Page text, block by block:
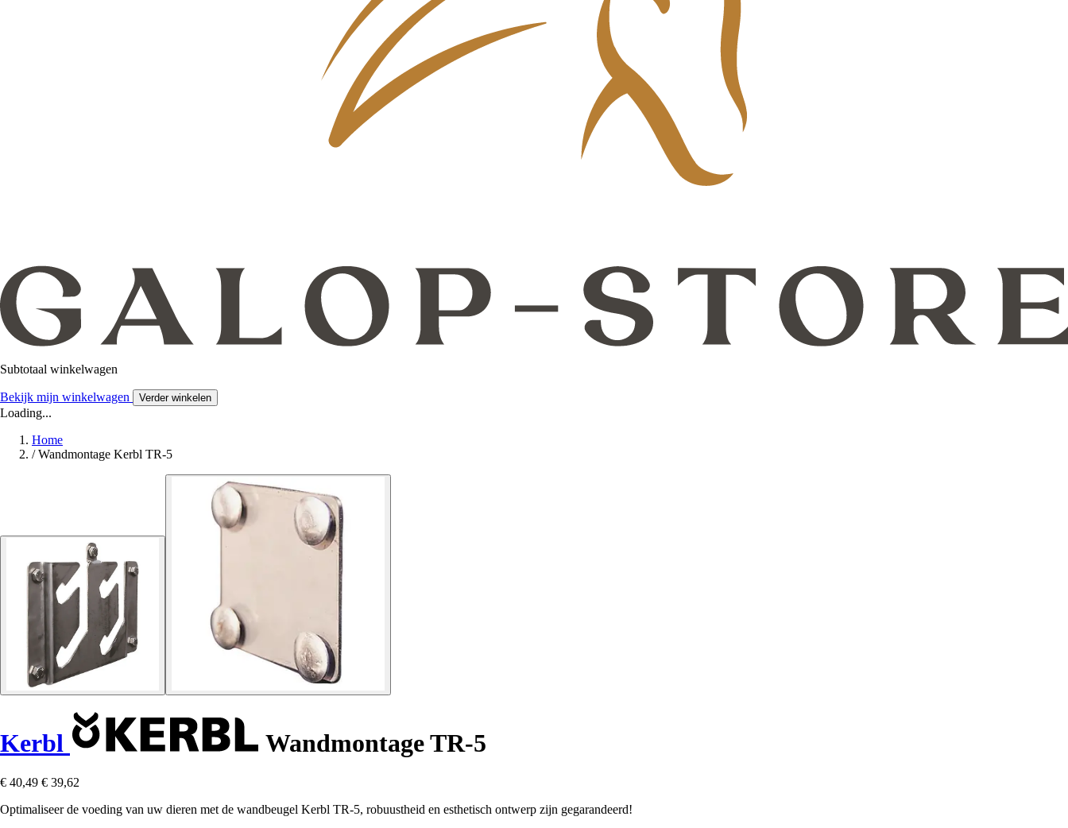
Subtotaal winkelwagen
Bekijk mijn winkelwagen Verder winkelen
Loading...
Home
/ Wandmontage Kerbl TR-5
Kerbl Wandmontage TR-5
€ 40,49 € 39,62
Optimaliseer de voeding van uw dieren met de wandbeugel Kerbl TR-5, robuustheid en esthetisch ontwerp zijn gegarandeerd!